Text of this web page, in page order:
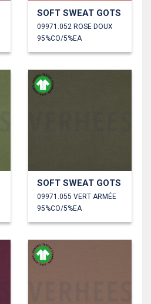
SOFT SWEAT GOTS
09971.052 ROSE DOUX
95%CO/5%EA
SOFT SWEAT GOTS
09971.055 VERT ARMÉE
95%CO/5%EA